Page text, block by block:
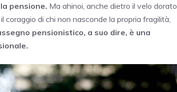
pensione. Ma ahinoi, anche dietro il velo dorato
di chi non nasconde la propria fragilità,
pensionistico, a suo dire, è una